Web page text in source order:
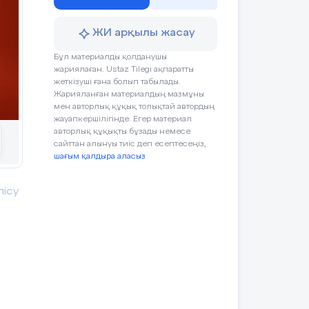
ЖИ арқылы жасау
Бұл материалды қолданушы
жариялаған. Ustaz Tilegi ақпаратты
жеткізуші ғана болып табылады.
Жарияланған материалдың мазмұны
мен авторлық құқық толықтай автордың
жауапкершілігінде. Егер материал
авторлық құқықты бұзады немесе
сайттан алынуы тиіс деп есептесеңіз,
шағым қалдыра аласыз